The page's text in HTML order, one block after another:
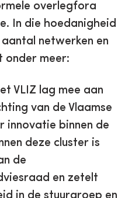
overlegfora
In die hoedanigheid
netwerken en
meer:
VLIZ lag mee aan
van de Vlaamse
innovatie binnen de
deze cluster is
de
en zetelt
in de stuurgroep en